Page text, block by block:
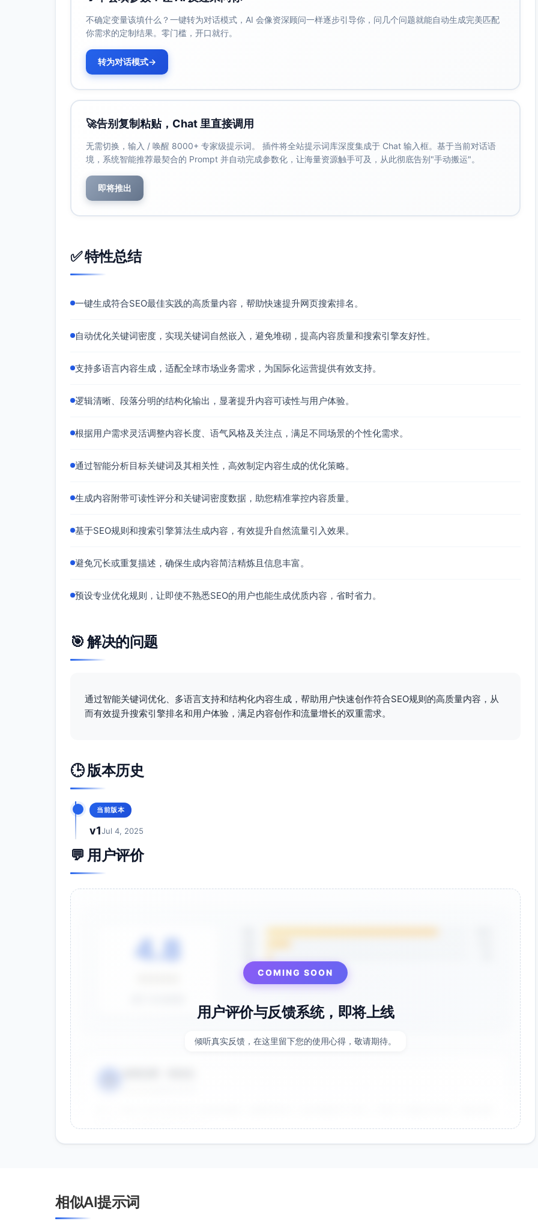
不确定变量该填什么？一键转为对话模式，AI 会像资深顾问一样逐步引导你，问几个问题就能自动生成完美匹配
你需求的定制结果。零门槛，开口就行。
转为对话模式→
🚀告别复制粘贴，Chat 里直接调用
无需切换，输入 / 唤醒 8000+ 专家级提示词。 插件将全站提示词库深度集成于 Chat 输入框。基于当前对话语
境，系统智能推荐最契合的 Prompt 并自动完成参数化，让海量资源触手可及，从此彻底告别"手动搬运"。
即将推出
✅ 特性总结
一键生成符合SEO最佳实践的高质量内容，帮助快速提升网页搜索排名。
自动优化关键词密度，实现关键词自然嵌入，避免堆砌，提高内容质量和搜索引擎友好性。
支持多语言内容生成，适配全球市场业务需求，为国际化运营提供有效支持。
逻辑清晰、段落分明的结构化输出，显著提升内容可读性与用户体验。
根据用户需求灵活调整内容长度、语气风格及关注点，满足不同场景的个性化需求。
通过智能分析目标关键词及其相关性，高效制定内容生成的优化策略。
生成内容附带可读性评分和关键词密度数据，助您精准掌控内容质量。
基于SEO规则和搜索引擎算法生成内容，有效提升自然流量引入效果。
避免冗长或重复描述，确保生成内容简洁精炼且信息丰富。
预设专业优化规则，让即使不熟悉SEO的用户也能生成优质内容，省时省力。
🎯 解决的问题
通过智能关键词优化、多语言支持和结构化内容生成，帮助用户快速创作符合SEO规则的高质量内容，从
而有效提升搜索引擎排名和用户体验，满足内容创作和流量增长的双重需求。
🕒 版本历史
当前版本
v1Jul 4, 2025
💬 用户评价
4.8
👤 品牌设计师 - 李女士
⭐⭐⭐⭐⭐
COMING SOON
用户评价与反馈系统，即将上线
倾听真实反馈，在这里留下您的使用心得，敬请期待。
相似AI提示词